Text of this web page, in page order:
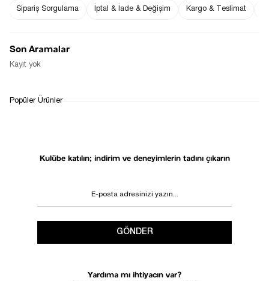
TEK YIRTMAÇLI ASIMETRIK VIZON
TEK YIRTMAÇLI ASIMETRIK
Kulübe katılın; indirim ve deneyimlerin tadını çıkarın
GÖNDER
Yardıma mı ihtiyacın var?
Sipariş Sorgulama İptal & İade & Değişim Kargo & Teslimat
Son Aramalar
Kayıt yok
Popüler Ürünler